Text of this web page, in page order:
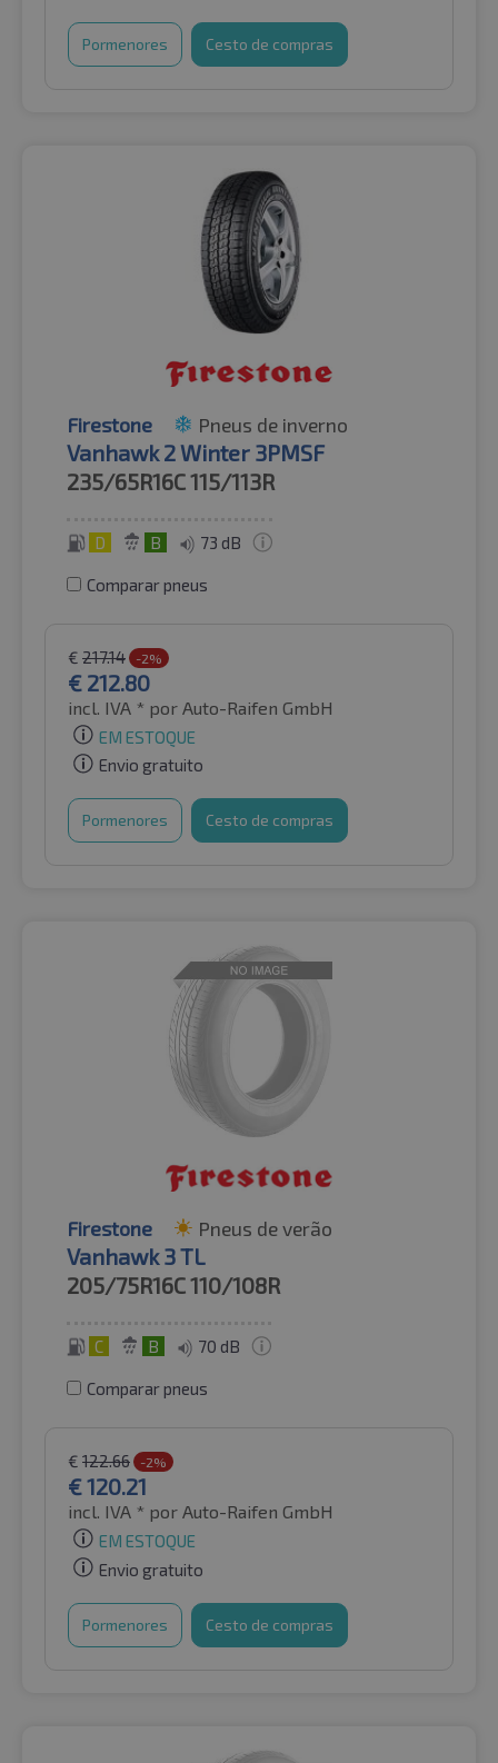
Pormenores Cesto de compras
Firestone Pneus de inverno
Vanhawk 2 Winter 3PMSF
235/65R16C115/113R
D B 73 dB
Comparar pneus
€ 217.14 -2%
€ 212.80
incl. IVA * por Auto-Raifen GmbH
EM ESTOQUE
Envio gratuito
Pormenores Cesto de compras
Firestone Pneus de verão
Vanhawk 3 TL
205/75R16C110/108R
C B 70 dB
Comparar pneus
€ 122.66 -2%
€120.21
incl. IVA * por Auto-Raifen GmbH
EM ESTOQUE
Envio gratuito
Pormenores Cesto de compras